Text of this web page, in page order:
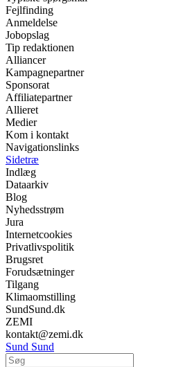
Fejlfinding
Anmeldelse
Jobopslag
Tip redaktionen
Alliancer
Kampagnepartner
Sponsorat
Affiliatepartner
Allieret
Medier
Kom i kontakt
Navigationslinks
Sidetræ
Indlæg
Dataarkiv
Blog
Nyhedsstrøm
Jura
Internetcookies
Privatlivspolitik
Brugsret
Forudsætninger
Tilgang
Klimaomstilling
SundSund.dk
ZEMI
kontakt@zemi.dk
Sund Sund